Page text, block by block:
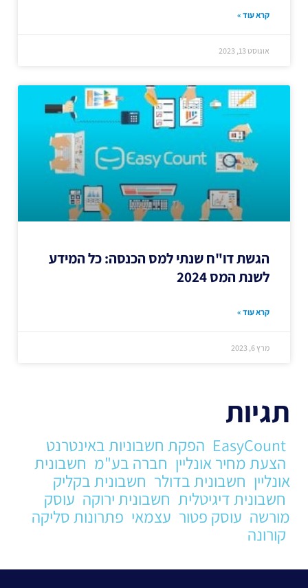
קרא עוד »
אוגוסט 13, 2023
הגשת דו"ח שנתי למס הכנסה: כל המידע
לשנת המס 2024
קרא עוד »
מרץ 6, 2023
תגיות
EasyCount הפקת חשבוניות באינטרנט
הצעת מחיר אונליין חברה בע"מ חשבונית
אונליין חשבונית בדולר חשבונית בקליק
חשבונית דיגיטלית חשבונית ירוקה עוסק
מורשה עוסק פטור עצמאי פתרונות סליקה
קורונה